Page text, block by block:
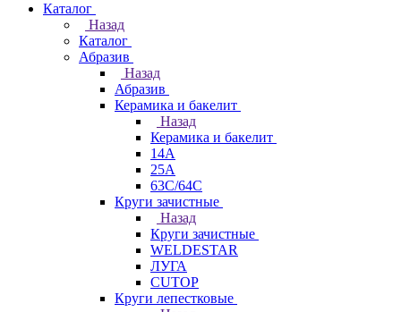
Каталог
Назад
Каталог
Абразив
Назад
Абразив
Керамика и бакелит
Назад
Керамика и бакелит
14А
25А
63С/64С
Круги зачистные
Назад
Круги зачистные
WELDESTAR
ЛУГА
CUTOP
Круги лепестковые